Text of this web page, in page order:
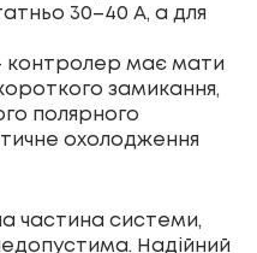
30–40 А, а для
контролер має мати
замикання,
полярного
охолодження
частина системи,
Надійний